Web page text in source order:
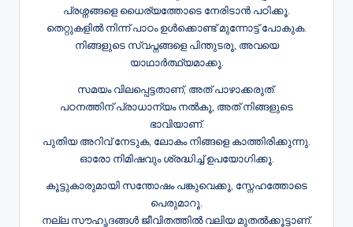
പ്രശ്നങ്ങളെ ധൈര്യത്തോടെ നേരിടാൻ പഠിക്കൂ.
തെറ്റുകളിൽ നിന്ന് പാഠം ഉൾക്കൊണ്ട് മുന്നോട്ട് പോകുക.
നിങ്ങളുടെ സ്വപ്നങ്ങളെ പിന്തുടരൂ, അവയെ
യാഥാർത്ഥ്യമാക്കൂ.
സമയം വിലപ്പെട്ടതാണ്, അത് പാഴാക്കരുത്.
പഠനത്തിന് പ്രാധാന്യം നൽകൂ, അത് നിങ്ങളുടെ
ഭാവിയാണ്.
പുതിയ അറിവ് നേടുക, ലോകം നിങ്ങളെ കാത്തിരിക്കുന്നു.
ഓരോ നിമിഷവും ശ്രദ്ധിച്ച് ഉപയോഗിക്കൂ.
കൂട്ടുകാരുമായി സന്തോഷം പങ്കുവെക്കൂ, സ്നേഹത്തോടെ
പെരുമാറൂ.
നല്ല സൗഹൃദങ്ങൾ ജീവിതത്തിൽ വലിയ മുതൽക്കൂട്ടാണ്.